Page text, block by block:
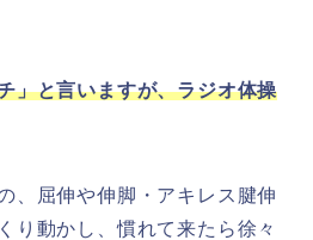
」と言いますが、ラジオ体操
、屈伸や伸脚・アキレス腱伸
り動かし、慣れて来たら徐々